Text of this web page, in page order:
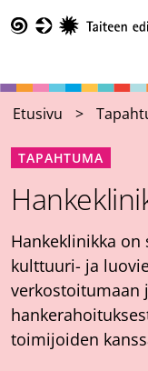
pääsisältöön
Etusivu
TAPAHTUMA
Hankeklinikka
kulttuuri- ja
verkostoitumaan
toimijoiden